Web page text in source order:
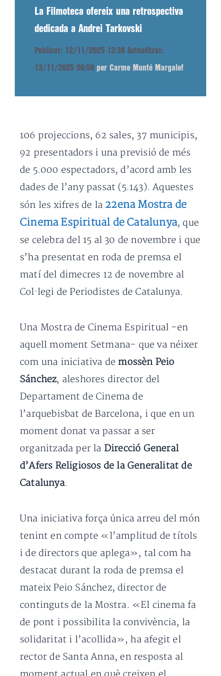
La Filmoteca ofereix una retrospectiva
dedicada a Andrei Tarkovski
Publicat: 12/11/2025 12:38 Actualitzat:
13/11/2025 09:59 per Carme Munté Margalef
106 projeccions, 62 sales, 37 municipis,
92 presentadors i una previsió de més
de 5.000 espectadors, d’acord amb les
dades de l’any passat (5.143). Aquestes
són les xifres de la 22ena Mostra de
Cinema Espiritual de Catalunya, que
se celebra del 15 al 30 de novembre i que
s’ha presentat en roda de premsa el
matí del dimecres 12 de novembre al
Col·legi de Periodistes de Catalunya.
Una Mostra de Cinema Espiritual -en
aquell moment Setmana- que va néixer
com una iniciativa de mossèn Peio
Sánchez, aleshores director del
Departament de Cinema de
l’arquebisbat de Barcelona, i que en un
moment donat va passar a ser
organitzada per la Direcció General
d’Afers Religiosos de la Generalitat de
Catalunya.
Una iniciativa força única arreu del món
tenint en compte «l’amplitud de títols
i de directors que aplega», tal com ha
destacat durant la roda de premsa el
mateix Peio Sánchez, director de
continguts de la Mostra. «El cinema fa
de pont i possibilita la convivència, la
solidaritat i l’acollida», ha afegit el
rector de Santa Anna, en resposta al